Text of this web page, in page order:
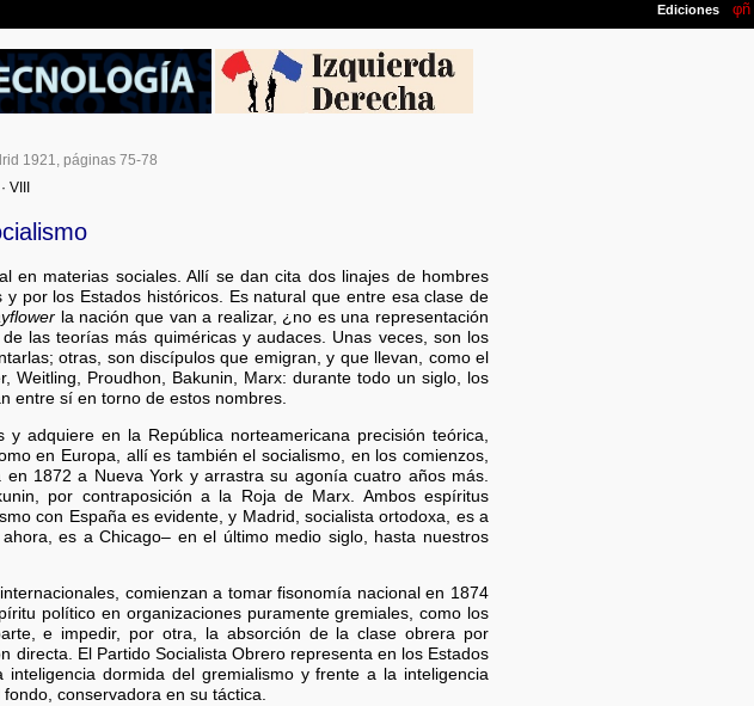
1921, páginas 75-78
en materias sociales. Allí se dan cita dos linajes de hombres
por los Estados históricos. Es natural que entre esa clase de
la nación que van a realizar, ¿no es una representación
las teorías más quiméricas y audaces. Unas veces, son los
otras, son discípulos que emigran, y que llevan, como el
Weitling, Proudhon, Bakunin, Marx: durante todo un siglo, los
entre sí en torno de estos nombres.
adquiere en la República norteamericana precisión teórica,
en Europa, allí es también el socialismo, en los comienzos,
1872 a Nueva York y arrastra su agonía cuatro años más.
por contraposición a la Roja de Marx. Ambos espíritus
con España es evidente, y Madrid, socialista ortodoxa, es a
es a Chicago– en el último medio siglo, hasta nuestros
comienzan a tomar fisonomía nacional en 1874
político en organizaciones puramente gremiales, como los
e impedir, por otra, la absorción de la clase obrera por
directa. El Partido Socialista Obrero representa en los Estados
dormida del gremialismo y frente a la inteligencia
conservadora en su táctica.